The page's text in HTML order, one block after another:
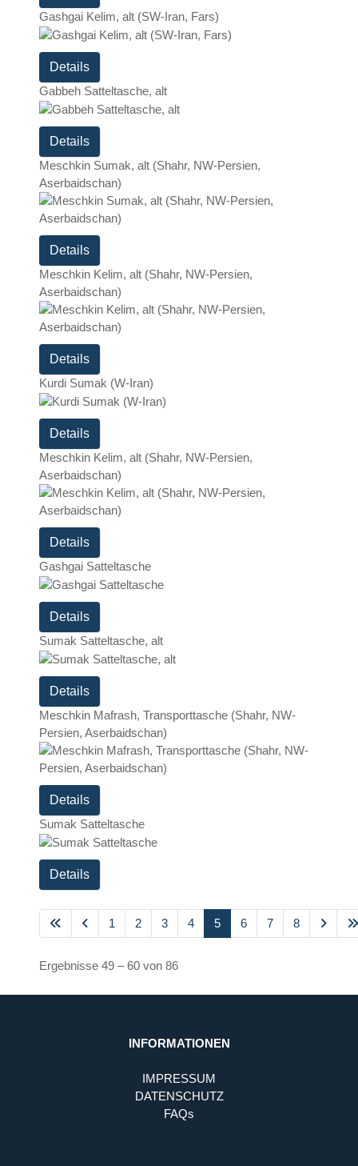
Gashgai Kelim, alt (SW-Iran, Fars)
Details
Gabbeh Satteltasche, alt
Details
Meschkin Sumak, alt (Shahr, NW-Persien,
Aserbaidschan)
Details
Meschkin Kelim, alt (Shahr, NW-Persien,
Aserbaidschan)
Details
Kurdi Sumak (W-Iran)
Details
Meschkin Kelim, alt (Shahr, NW-Persien,
Aserbaidschan)
Details
Gashgai Satteltasche
Details
Sumak Satteltasche, alt
Details
Meschkin Mafrash, Transporttasche (Shahr, NW-
Persien, Aserbaidschan)
Details
Sumak Satteltasche
Details
1 2 3 4 5 6 7 8
Ergebnisse 49 – 60 von 86
INFORMATIONEN
IMPRESSUM
DATENSCHUTZ
FAQs